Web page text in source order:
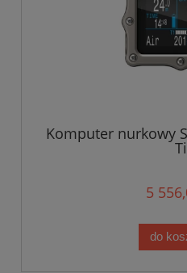
Komputer nurkowy
Ti
5
do